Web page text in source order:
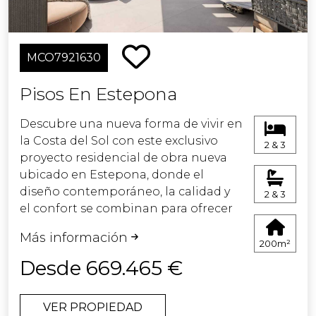
MCO7921630
Pisos En Estepona
Descubre una nueva forma de vivir en
la Costa del Sol con este exclusivo
proyecto residencial de obra nueva
ubicado en Estepona, donde el
diseño contemporáneo, la calidad y
el confort se combinan para ofrecer
El complejo está compuesto por una
cuidada selección de 60 viviendas,
diseñadas para adaptarse a
diferentes estilos de vida. La
Más información
Desde 669.465 €
VER PROPIEDAD
2 & 3
2 & 3
200m²